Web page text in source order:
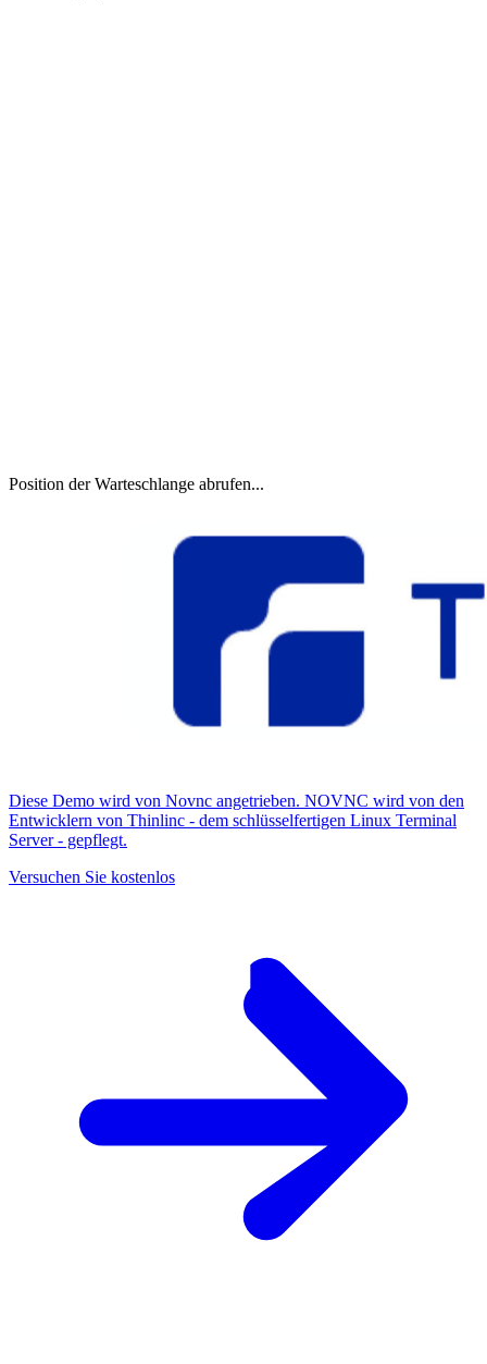
Position der Warteschlange abrufen...
Diese Demo wird von Novnc angetrieben. NOVNC wird von den
Entwicklern von Thinlinc - dem schlüsselfertigen Linux Terminal
Server - gepflegt.
Versuchen Sie kostenlos